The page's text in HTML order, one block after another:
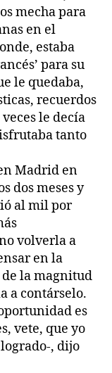
mecha para
en el
estaba
para su
le quedaba,
recuerdos
le decía
tanto
Madrid en
dos meses y
al mil por
volverla a
en la
la magnitud
a contárselo.
es
vete, que yo
, dijo